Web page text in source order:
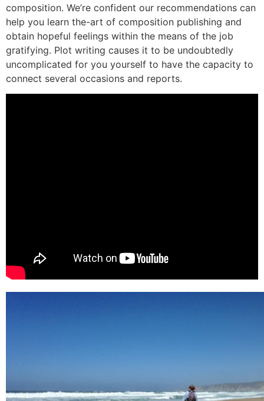
composition. We’re confident our recommendations can
help you learn the-art of composition publishing and
obtain hopeful feelings within the means of the job
gratifying. Plot writing causes it to be undoubtedly
uncomplicated for you yourself to have the capacity to
connect several occasions and reports.